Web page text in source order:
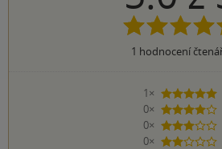
1 hodnocení
1×
5
0×
4
0×
3
0×
2 hvězdičky